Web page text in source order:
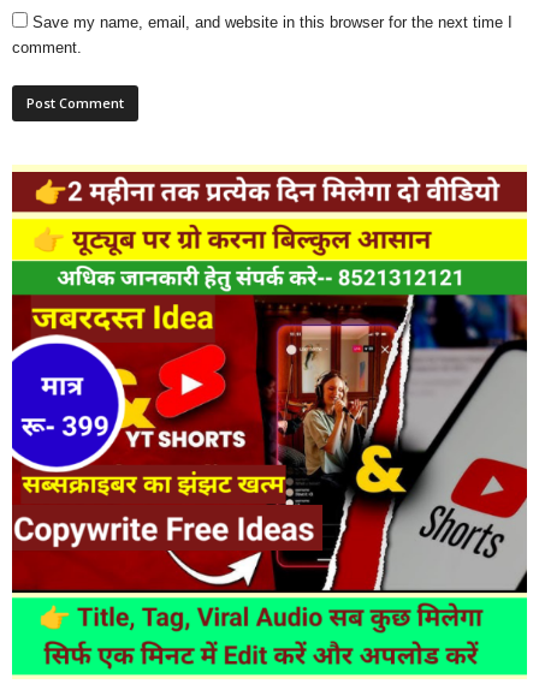
Save my name, email, and website in this browser for the next time I
comment.